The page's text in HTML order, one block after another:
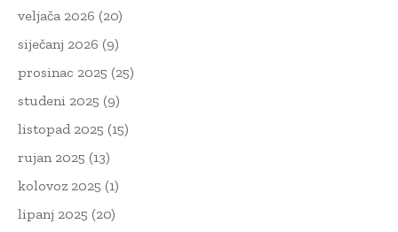
veljača 2026 (20)
siječanj 2026 (9)
prosinac 2025 (25)
studeni 2025 (9)
listopad 2025 (15)
rujan 2025 (13)
kolovoz 2025 (1)
lipanj 2025 (20)